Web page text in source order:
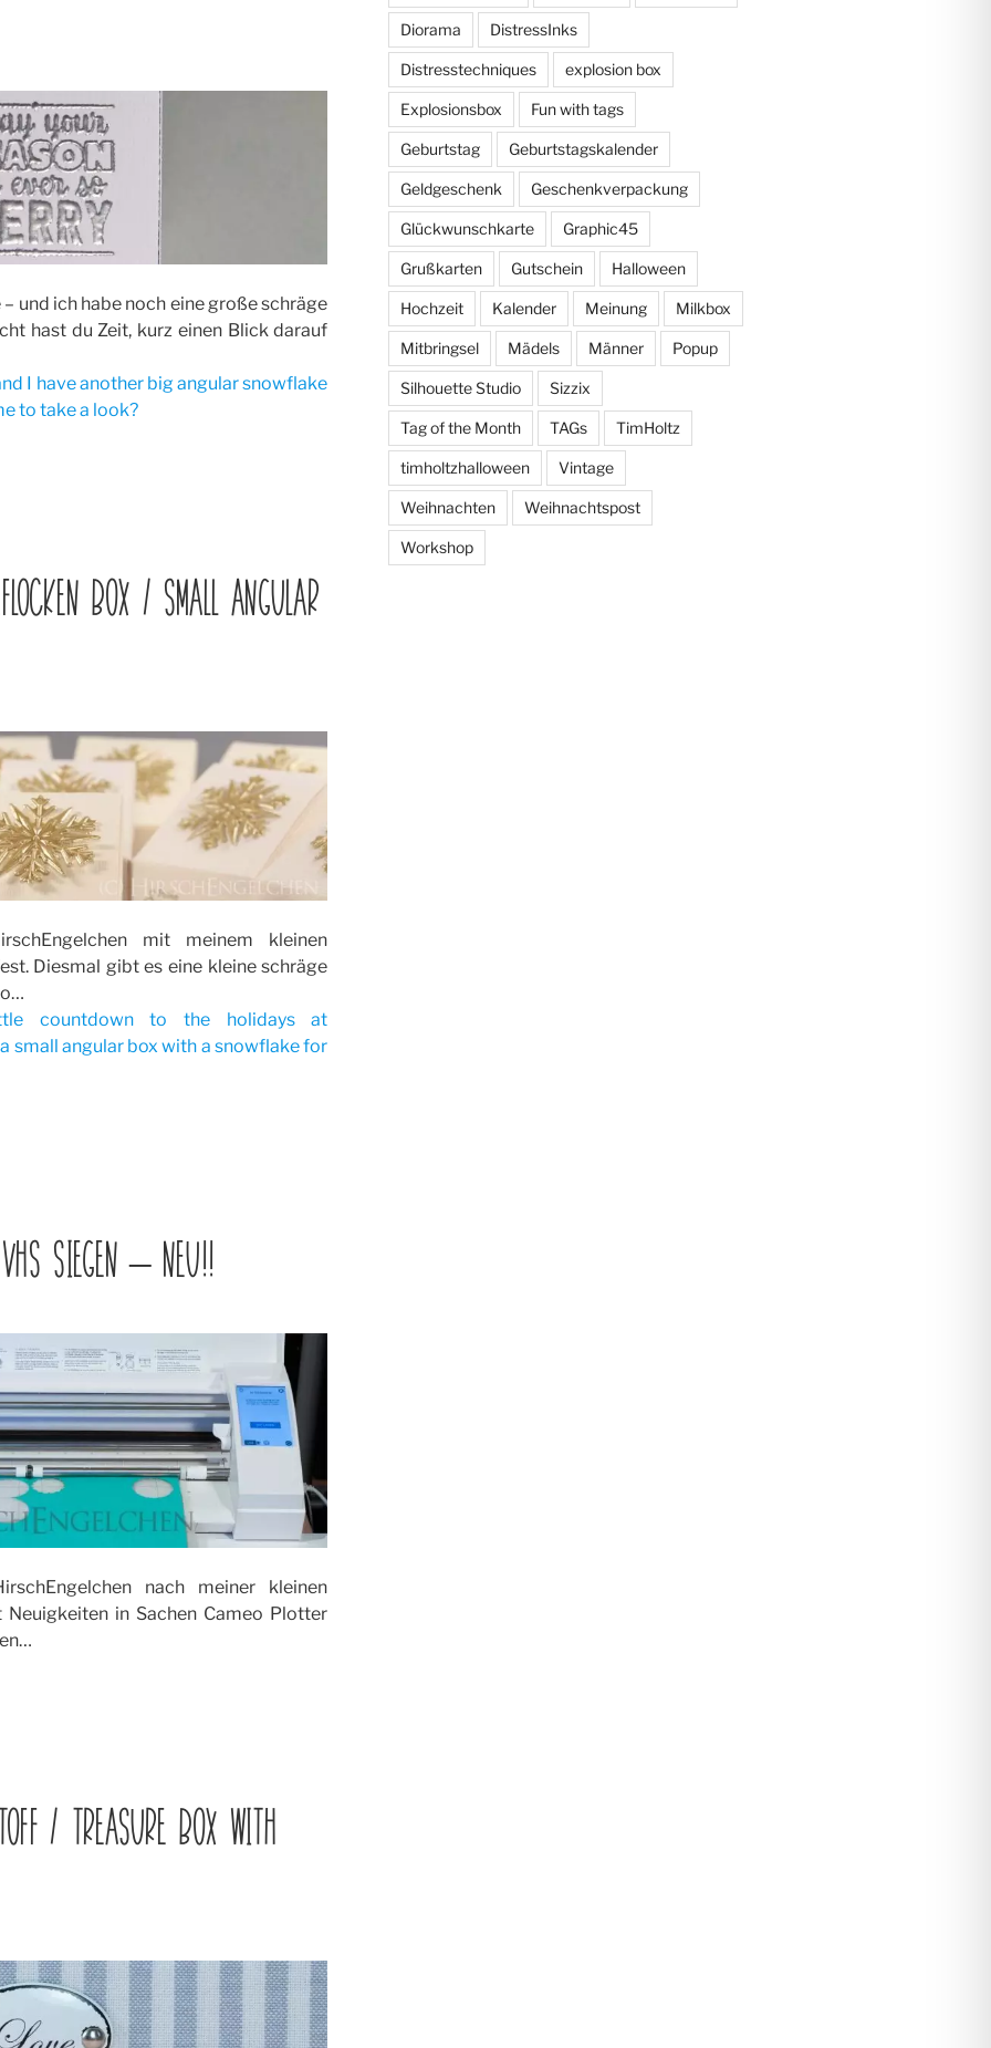
und ich habe noch eine große schräge
hast du Zeit, kurz einen Blick darauf
I have another big angular snowflake
to take a look?
BOX / SMALL ANGULAR
mit meinem kleinen
Diesmal gibt es eine kleine schräge
countdown to the holidays at
small angular box with a snowflake for
VHS SIEGEN – NEU!!
nach meiner kleinen
Neuigkeiten in Sachen Cameo Plotter
/ TREASURE BOX WITH
Diorama DistressInks
Distresstechniques explosion box
Explosionsbox Fun with tags
Geburtstag Geburtstagskalender
Geldgeschenk Geschenkverpackung
Glückwunschkarte Graphic45
Grußkarten Gutschein Halloween
Hochzeit Kalender Meinung Milkbox
Mitbringsel Mädels Männer Popup
Silhouette Studio Sizzix
Tag of the Month TAGs TimHoltz
timholtzhalloween Vintage
Weihnachten Weihnachtspost
Workshop